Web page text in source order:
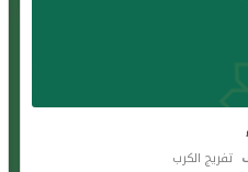
تفريج الكرب